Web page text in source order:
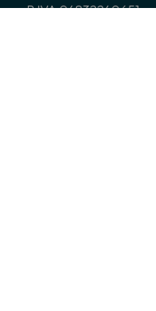
P.IVA 04832240651